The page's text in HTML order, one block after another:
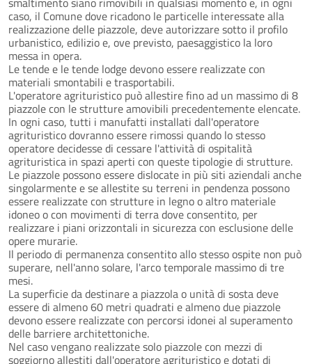
caso, il Comune dove ricadono le particelle interessate alla
realizzazione delle piazzole, deve autorizzare sotto il profilo
urbanistico, edilizio e, ove previsto, paesaggistico la loro
messa in opera.
Le tende e le tende lodge devono essere realizzate con
materiali smontabili e trasportabili.
L'operatore agrituristico può allestire fino ad un massimo di 8
piazzole con le strutture amovibili precedentemente elencate.
In ogni caso, tutti i manufatti installati dall'operatore
agrituristico dovranno essere rimossi quando lo stesso
operatore decidesse di cessare l'attività di ospitalità
agrituristica in spazi aperti con queste tipologie di strutture.
Le piazzole possono essere dislocate in più siti aziendali anche
singolarmente e se allestite su terreni in pendenza possono
essere realizzate con strutture in legno o altro materiale
idoneo o con movimenti di terra dove consentito, per
realizzare i piani orizzontali in sicurezza con esclusione delle
opere murarie.
Il periodo di permanenza consentito allo stesso ospite non può
superare, nell'anno solare, l'arco temporale massimo di tre
mesi.
La superficie da destinare a piazzola o unità di sosta deve
essere di almeno 60 metri quadrati e almeno due piazzole
devono essere realizzate con percorsi idonei al superamento
delle barriere architettoniche.
Nel caso vengano realizzate solo piazzole con mezzi di
soggiorno allestiti dall'operatore agrituristico e dotati di